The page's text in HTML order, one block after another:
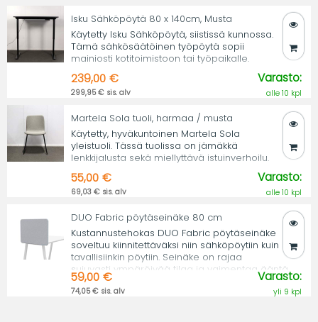
Isku Sähköpöytä 80 x 140cm, Musta
Käytetty Isku Sähköpöytä, siistissä kunnossa.
Tämä sähkösäätöinen työpöytä sopii
mainiosti kotitoimistoon tai työpaikalle.
239,00 €
299,95 € sis. alv
Varasto:
alle 10 kpl
Martela Sola tuoli, harmaa / musta
Käytetty, hyväkuntoinen Martela Sola
yleistuoli. Tässä tuolissa on jämäkkä
lenkkijalusta sekä miellyttävä istuinverhoilu.
55,00 €
69,03 € sis. alv
Varasto:
alle 10 kpl
DUO Fabric pöytäseinäke 80 cm
Kustannustehokas DUO Fabric pöytäseinäke
soveltuu kiinnitettäväksi niin sähköpöytiin kuin
tavallisiinkin pöytiin. Seinäke on rajaa
sujuvasti ympäröivää tilaa ja vaimentaa ääntä.
59,00 €
74,05 € sis. alv
Varasto:
yli 9 kpl